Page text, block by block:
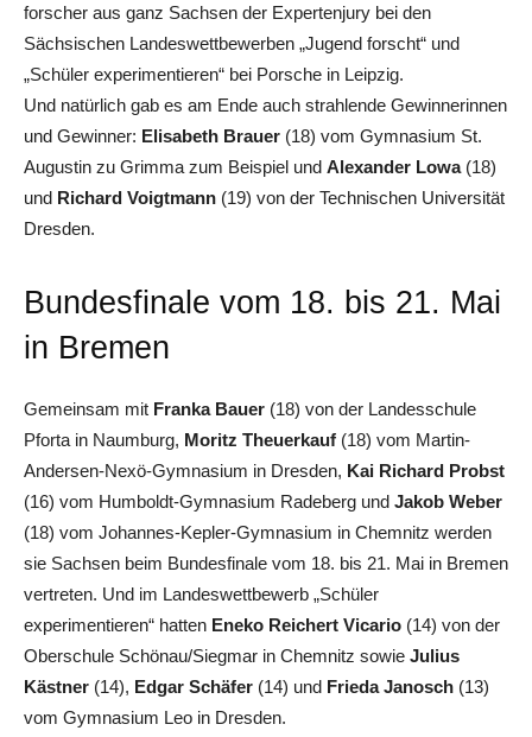
forscher aus ganz Sachsen der Expertenjury bei den
Sächsischen Landeswettbewerben „Jugend forscht“ und
„Schüler experimentieren“ bei Porsche in Leipzig.
Und natürlich gab es am Ende auch strahlende Gewinnerinnen
und Gewinner: Elisabeth Brauer (18) vom Gymnasium St.
Augustin zu Grimma zum Beispiel und Alexander Lowa(18)
und Richard Voigtmann (19) von der Technischen Universität
Dresden.
Bundesfinale vom 18. bis 21. Mai
in Bremen
Gemeinsam mit Franka Bauer (18) von der Landesschule
Pforta in Naumburg, Moritz Theuerkauf (18) vom Martin-
Andersen-Nexö-Gymnasium in Dresden, Kai Richard Probst
(16) vom Humboldt-Gymnasium Radeberg und Jakob Weber
(18) vom Johannes-Kepler-Gymnasium in Chemnitz werden
sie Sachsen beim Bundesfinale vom 18. bis 21. Mai in Bremen
vertreten. Und im Landeswettbewerb „Schüler
experimentieren“ hatten Eneko Reichert Vicario (14) von der
Oberschule Schönau/Siegmar in Chemnitz sowie Julius
Kästner (14), Edgar Schäfer (14) und Frieda Janosch (13)
vom Gymnasium Leo in Dresden.